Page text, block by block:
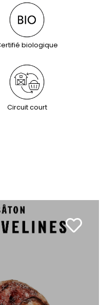
biologique
Circuit court